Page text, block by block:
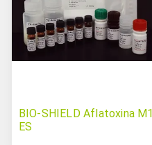
BIO-SHIELD Aflatoxina M1
ES